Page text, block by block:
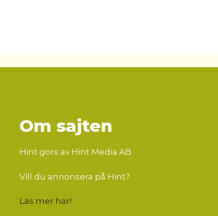
Om sajten
Hint görs av Hint Media AB
Vill du annonsera på Hint?
Läs mer här!